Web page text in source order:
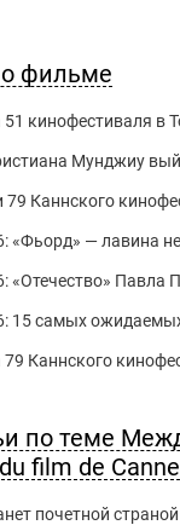
о фильме
кинофестиваля в
Мунджиу
79 Каннского
«Фьорд» — лавина
«Отечество» Павла
15 самых
Каннского
по теме
film de
​​почетной